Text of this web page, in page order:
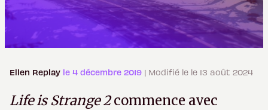
Ellen Replay le 4 décembre 2019 | Modifié le le 13 août 2024
Life is Strange 2commence avec